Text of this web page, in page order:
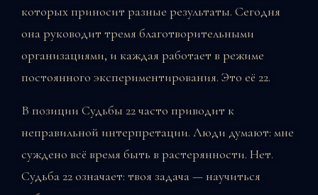
которых приносит разные результаты. Сегодня
она руководит тремя благотворительными
организациями, и каждая работает в режиме
постоянного экспериментирования. Это её 22.
В позиции Судьбы 22 часто приводит к
неправильной интерпретации. Люди думают: мне
суждено всё время быть в растерянности. Нет.
Судьба 22 означает: твоя задача — научиться